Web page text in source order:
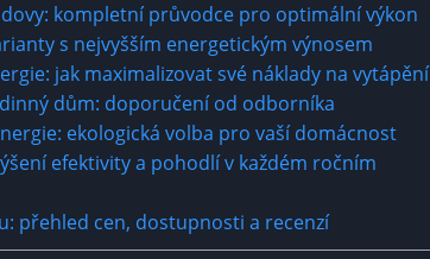
kompletní průvodce pro optimální výkon
s nejvyšším energetickým výnosem
⁣jak maximalizovat své náklady na ⁢vytápění
dům: doporučení od odborníka
ekologická volba pro vaší domácnost
efektivity a pohodlí⁣ v každém ročním
přehled cen, dostupnosti a recenzí